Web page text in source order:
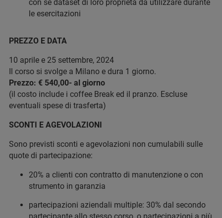
con sé dataset di loro proprietà da utilizzare durante
le esercitazioni
PREZZO E DATA
10 aprile e 25 settembre, 2024
Il corso si svolge a Milano e dura 1 giorno.
Prezzo: € 540,00- al giorno
(il costo include i coffee Break ed il pranzo. Escluse
eventuali spese di trasferta)
SCONTI E AGEVOLAZIONI
Sono previsti sconti e agevolazioni non cumulabili sulle
quote di partecipazione:
20% a clienti con contratto di manutenzione o con
strumento in garanzia
partecipazioni aziendali multiple: 30% dal secondo